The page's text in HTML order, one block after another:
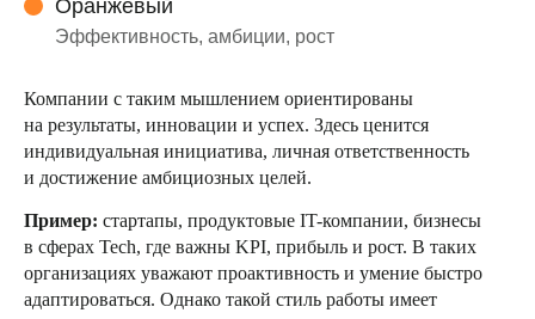
Оранжевый
Эффективность, амбиции, рост
Компании с таким мышлением ориентированы
на результаты, инновации и успех. Здесь ценится
индивидуальная инициатива, личная ответственность
и достижение амбициозных целей.
Пример: стартапы, продуктовые IT-компании, бизнесы
в сферах Tech, где важны KPI, прибыль и рост. В таких
организациях уважают проактивность и умение быстро
адаптироваться. Однако такой стиль работы имеет